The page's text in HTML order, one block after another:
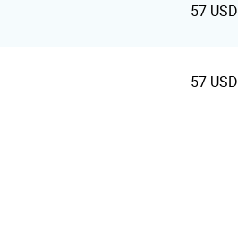
57 USD
57 USD